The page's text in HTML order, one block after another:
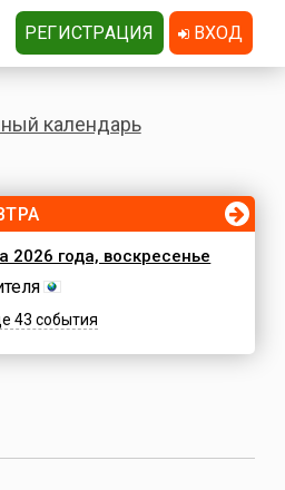
календарь
2026 года, воскресенье
43 события
РЕГИСТРАЦИЯ ВХОД